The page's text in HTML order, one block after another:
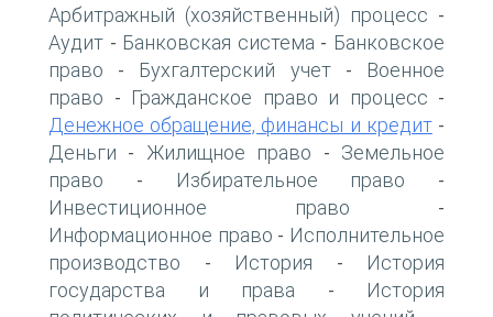
Арбитражный (хозяйственный) процесс -
Аудит - Банковская система - Банковское
право - Бухгалтерский учет-
Военное
право - Гражданское право и процесс -
Денежное обращение, финансы и кредит-
Деньги - Жилищное право - Земельное
право - Избирательное право -
Инвестиционное право -
Информационное право - Исполнительное
производство - История -
История
государства и права -
История